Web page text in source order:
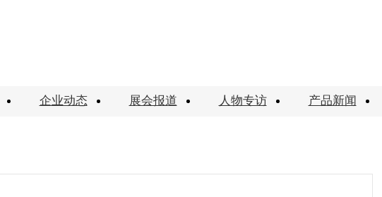
企业动态 展会报道 人物专访 产品新闻